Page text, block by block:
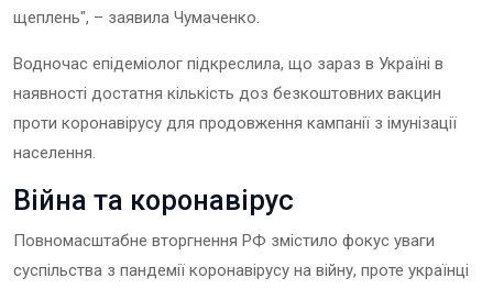
щеплень", – заявила Чумаченко.
Водночас епідеміолог підкреслила, що зараз в Україні в
наявності достатня кількість доз безкоштовних вакцин
проти коронавірусу для продовження кампанії з імунізації
населення.
Війна та коронавірус
Повномасштабне вторгнення РФ змістило фокус уваги
суспільства з пандемії коронавірусу на війну, проте українці